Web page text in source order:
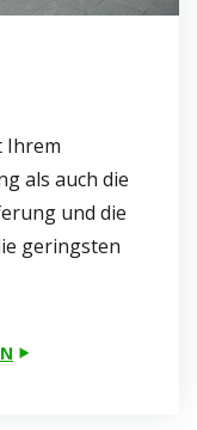
Ihrem
als auch die
und die
geringsten